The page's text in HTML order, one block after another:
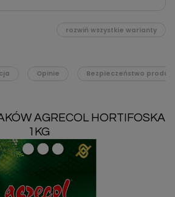
rozwiń wszystkie warianty
Opinie Bezpieczeństwo
AGRECOL HORTIFOSKA
1KG